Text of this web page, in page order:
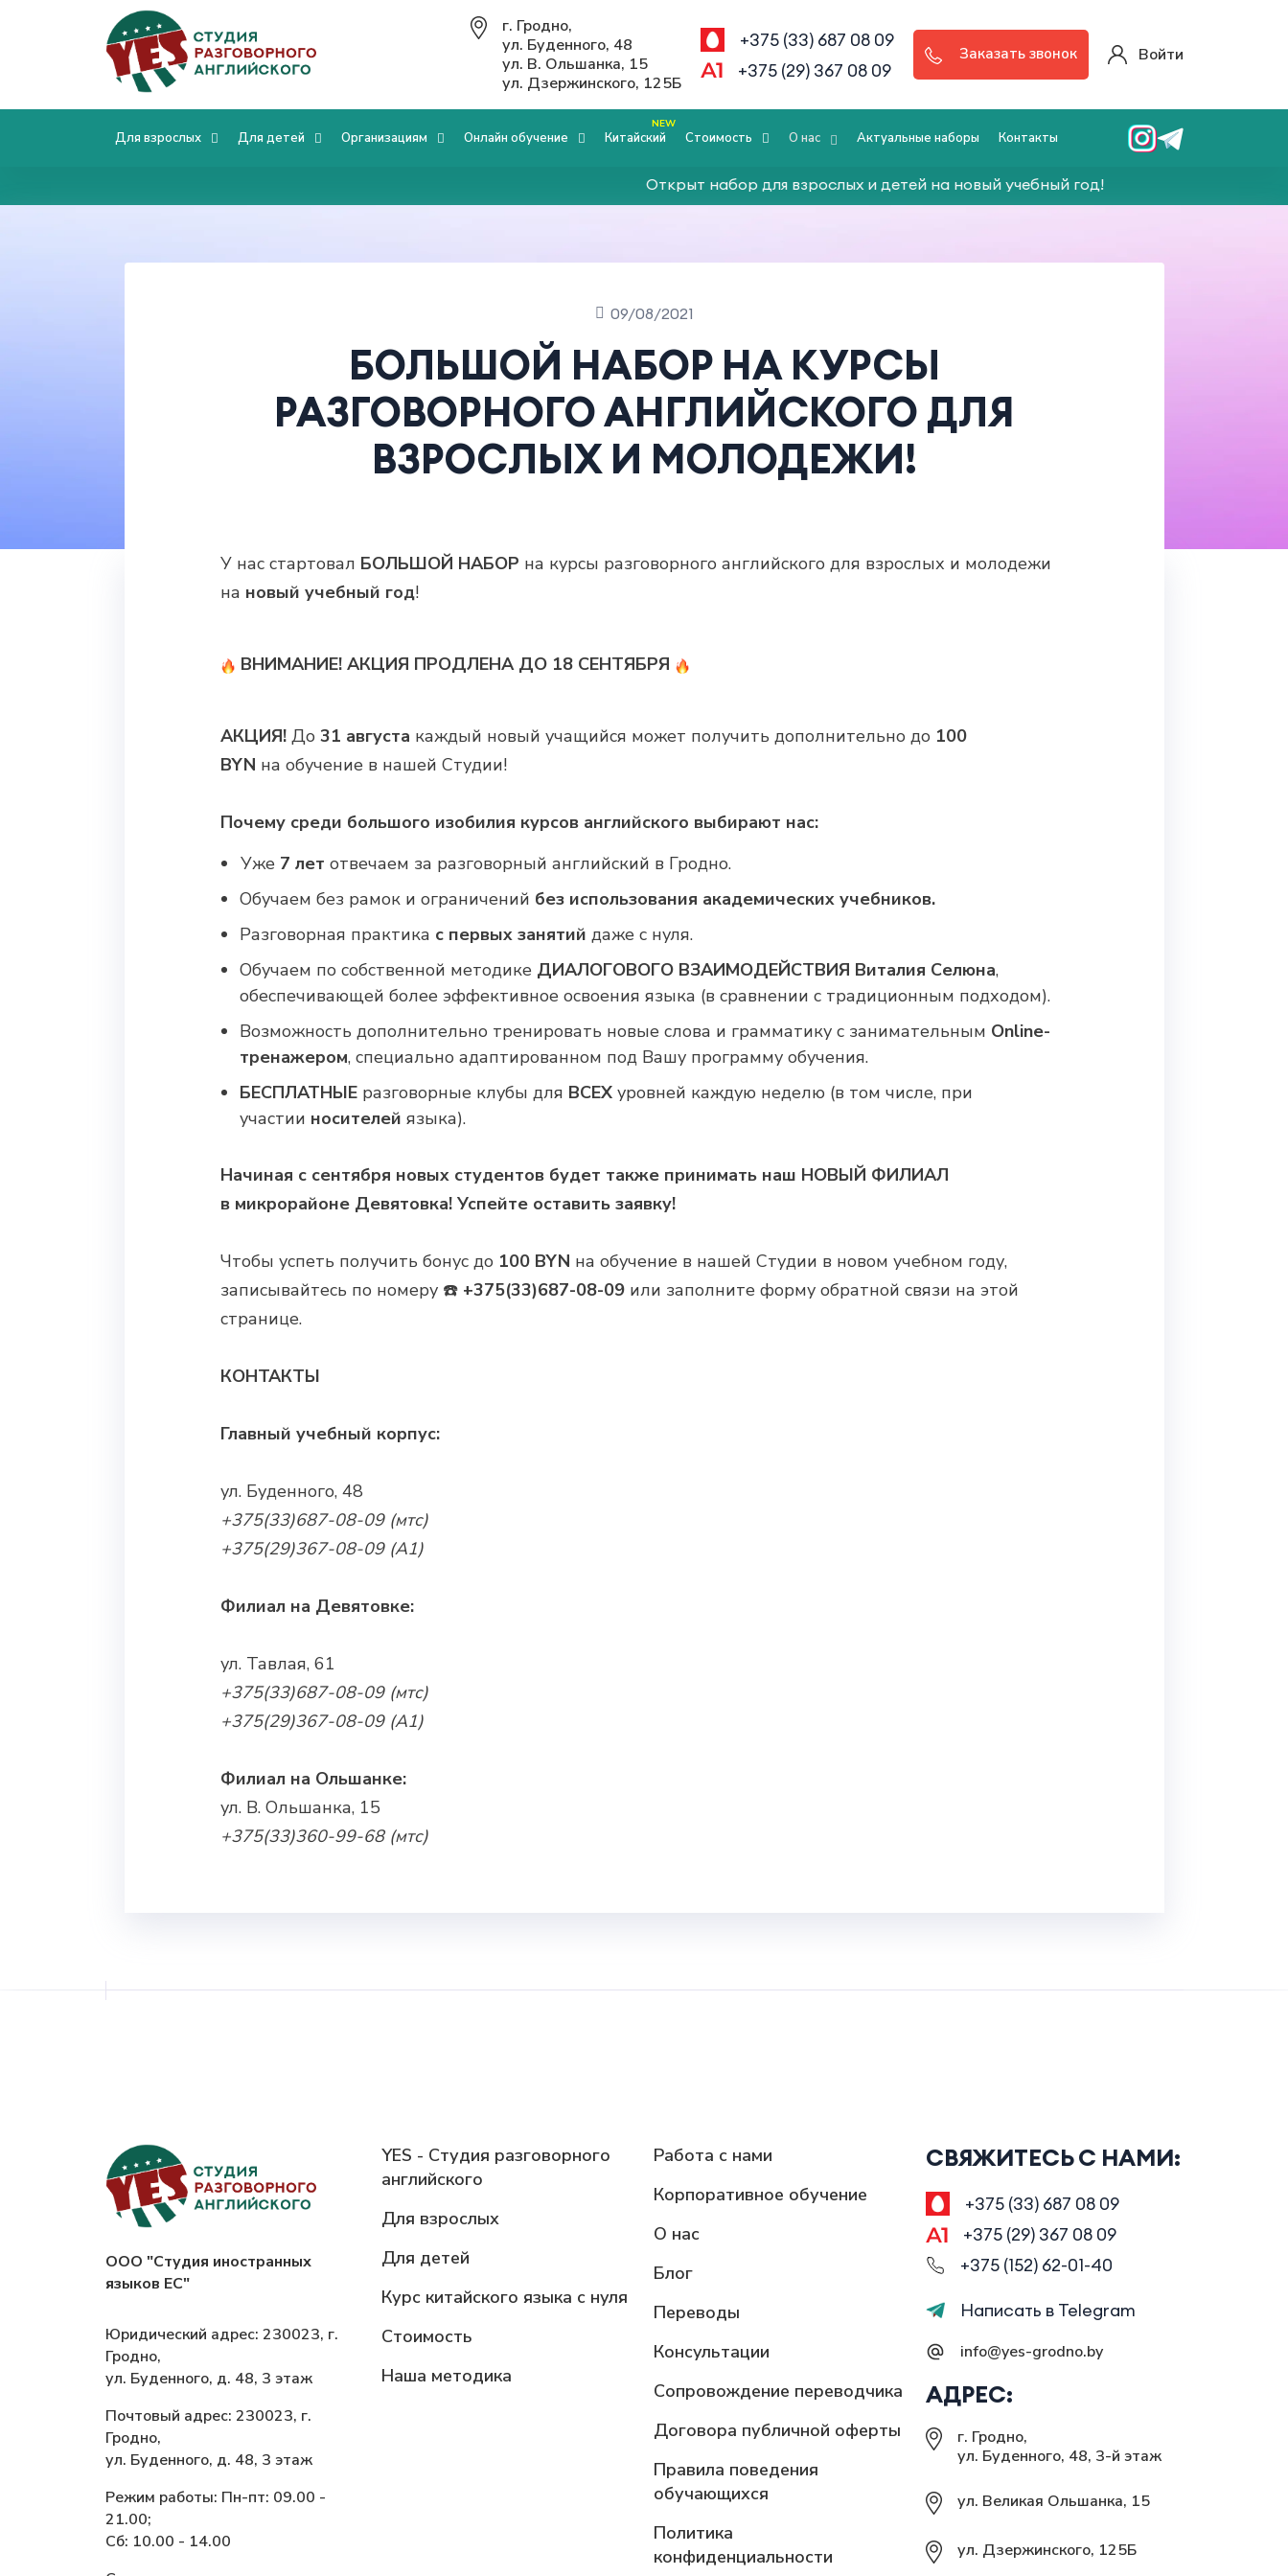
г. Гродно,
ул. Буденного, 48
ул. В. Ольшанка, 15
ул. Дзержинского, 125Б
+375 (33) 687 08 09
+375 (29) 367 08 09
Заказать звонок Войти
Для взрослых Для детей Организациям Онлайн обучение Китайский
NEW
Стоимость О нас Актуальные наборы Контакты
Открыт набор для взрослых и детей на новый учебный год!
09/08/2021
БОЛЬШОЙ НАБОР НА КУРСЫ
РАЗГОВОРНОГО АНГЛИЙСКОГО ДЛЯ
ВЗРОСЛЫХ И МОЛОДЕЖИ!
У нас стартовал БОЛЬШОЙ НАБОР на курсы разговорного английского для взрослых и молодежи
на новый учебный год!
ВНИМАНИЕ! АКЦИЯ ПРОДЛЕНА ДО 18 СЕНТЯБРЯ
АКЦИЯ!До 31 августа каждый новый учащийся может получить дополнительно до 100
BYN на обучение в нашей Студии!
Почему среди большого изобилия курсов английского выбирают нас:
Уже 7 лет отвечаем за разговорный английский в Гродно.
Обучаем без рамок и ограничений без использования академических учебников.
Разговорная практика с первых занятий даже с нуля.
Обучаем по собственной методике ДИАЛОГОВОГО ВЗАИМОДЕЙСТВИЯ Виталия Селюна,
обеспечивающей более эффективное освоения языка (в сравнении с традиционным подходом).
Возможность дополнительно тренировать новые слова и грамматику с занимательным Online-
тренажером, специально адаптированном под Вашу программу обучения.
БЕСПЛАТНЫЕразговорные клубы для ВСЕХуровней каждую неделю (в том числе, при
участии носителей языка).
Начиная с сентября новых студентов будет также принимать наш НОВЫЙ ФИЛИАЛ
в микрорайоне Девятовка! Успейте оставить заявку!
Чтобы успеть получить бонус до 100 BYN на обучение в нашей Студии в новом учебном году,
записывайтесь по номеру ☎️ +375(33)687-08-09или заполните форму обратной связи на этой
странице.
КОНТАКТЫ
Главный учебный корпус:
ул. Буденного, 48
+375(33)687-08-09 (мтс)
+375(29)367-08-09 (А1)
Филиал на Девятовке:
ул. Тавлая, 61
+375(33)687-08-09 (мтс)
+375(29)367-08-09 (А1)
Филиал на Ольшанке:
ул. В. Ольшанка, 15
+375(33)360-99-68 (мтс)
ООО "Студия иностранных
языков ЕС"
Юридический адрес: 230023, г.
Гродно,
ул. Буденного, д. 48, 3 этаж
Почтовый адрес: 230023, г.
Гродно,
ул. Буденного, д. 48, 3 этаж
Режим работы: Пн-пт: 09.00 -
21.00;
Сб: 10.00 - 14.00
YES - Студия разговорного
английского
Для взрослых
Для детей
Курс китайского языка с нуля
Стоимость
Наша методика
Работа с нами
Корпоративное обучение
О нас
Блог
Переводы
Консультации
Сопровождение переводчика
Договора публичной оферты
Правила поведения
обучающихся
Политика
конфиденциальности
СВЯЖИТЕСЬ С НАМИ:
+375 (33) 687 08 09
+375 (29) 367 08 09
+375 (152) 62-01-40
Написать в Telegram
info@yes-grodno.by
АДРЕС:
г. Гродно,
ул. Буденного, 48, 3-й этаж
ул. Великая Ольшанка, 15
ул. Дзержинского, 125Б